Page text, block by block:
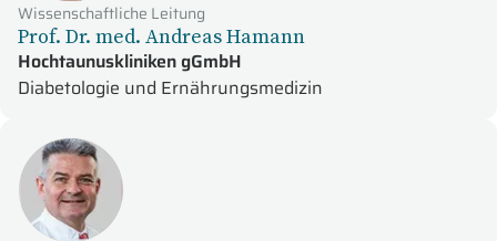
Wissenschaftliche Leitung
Prof. Dr. med. Andreas Hamann
Hochtaunuskliniken gGmbH
Diabetologie und Ernährungsmedizin